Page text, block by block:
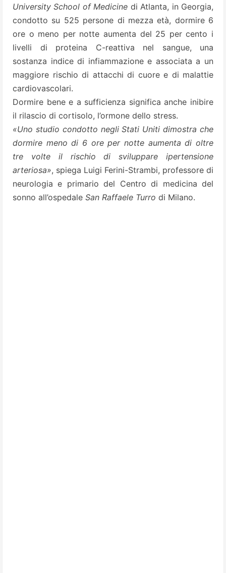
University School of Medicine di Atlanta, in Georgia,
condotto su 525 persone di mezza età, dormire 6
ore o meno per notte aumenta del 25 per cento i
livelli di proteina C-reattiva nel sangue, una
sostanza indice di infiammazione e associata a un
maggiore rischio di attacchi di cuore e di malattie
cardiovascolari.
Dormire bene e a sufficienza significa anche inibire
il rilascio di cortisolo, l’ormone dello stress.
«Uno studio condotto negli Stati Uniti dimostra che
dormire meno di 6 ore per notte aumenta di oltre
tre volte il rischio di sviluppare ipertensione
arteriosa», spiega Luigi Ferini-Strambi, professore di
neurologia e primario del Centro di medicina del
sonno all’ospedale San Raffaele Turro di Milano.